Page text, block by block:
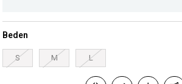
Beden
S M L